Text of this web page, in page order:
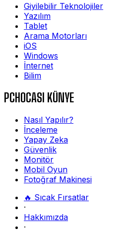
Giyilebilir Teknolojiler
Yazılım
Tablet
Arama Motorları
iOS
Windows
İnternet
Bilim
PCHOCASI KÜNYE
Nasıl Yapılır?
İnceleme
Yapay Zeka
Güvenlik
Monitör
Mobil Oyun
Fotoğraf Makinesi
🔥 Sıcak Fırsatlar
·
Hakkımızda
·